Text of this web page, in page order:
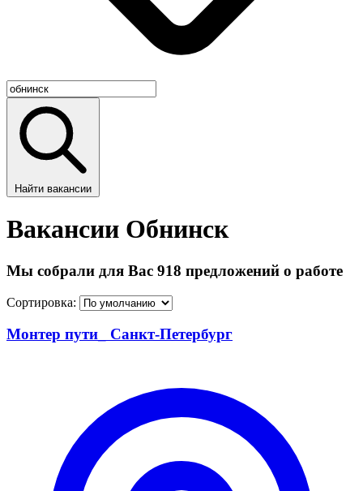
Найти вакансии
Вакансии Обнинск
Мы собрали для Вас 918 предложений о работе
Сортировка:
Монтер пути_ Санкт-Петербург